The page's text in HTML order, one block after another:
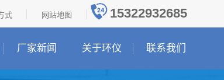
式 网站地图 15322932685
厂家新闻 关于环仪 联系我们